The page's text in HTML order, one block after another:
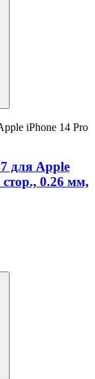
для Apple
0.26 мм,